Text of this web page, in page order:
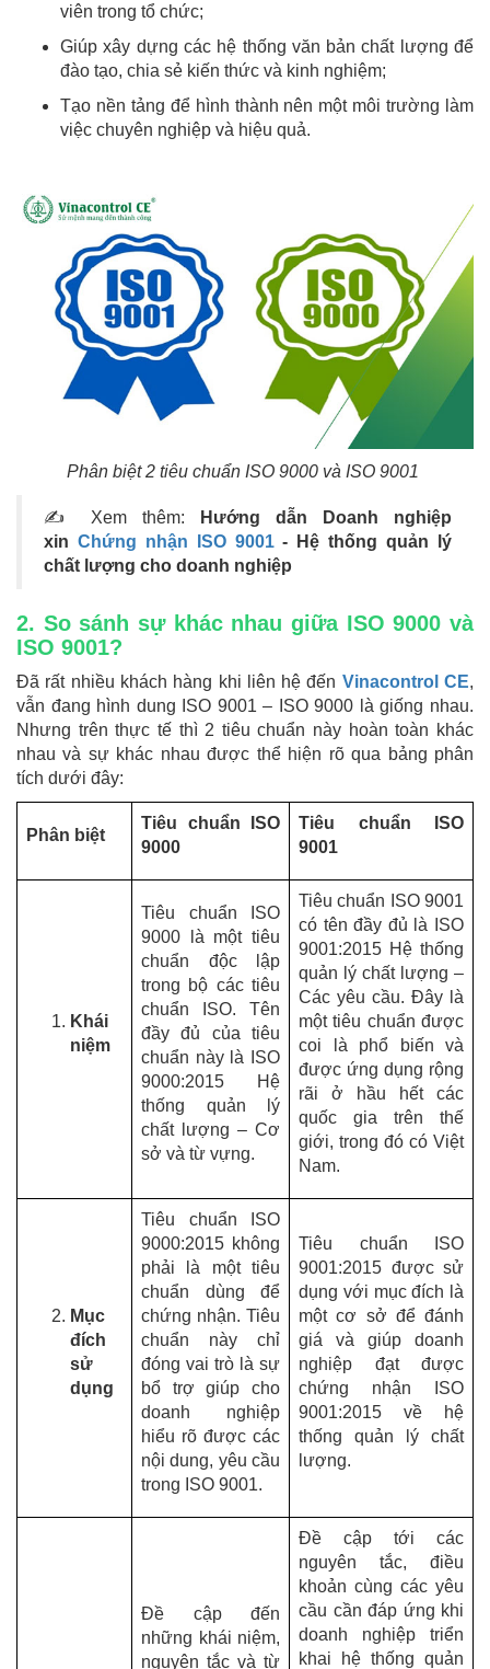
viên trong tổ chức;
Giúp xây dựng các hệ thống văn bản chất lượng để
đào tạo, chia sẻ kiến thức và kinh nghiệm;
Tạo nền tảng để hình thành nên một môi trường làm
việc chuyên nghiệp và hiệu quả.
Phân biệt 2 tiêu chuẩn ISO 9000 và ISO 9001
✍ Xem thêm:
Hướng dẫn Doanh nghiệp
xin Chứng nhận ISO 9001- Hệ thống quản lý
chất lượng cho doanh nghiệp
2. So sánh sự khác nhau giữa ISO 9000 và
ISO 9001?
Đã rất nhiều khách hàng khi liên hệ đến Vinacontrol CE,
vẫn đang hình dung ISO 9001 – ISO 9000 là giống nhau.
Nhưng trên thực tế thì 2 tiêu chuẩn này hoàn toàn khác
nhau và sự khác nhau được thể hiện rõ qua bảng phân
tích dưới đây:
Phân biệt
Tiêu chuẩn ISO
9000
Tiêu chuẩn ISO
9001
Khái
niệm
Tiêu chuẩn ISO
9000 là một tiêu
chuẩn độc lập
trong bộ các tiêu
chuẩn ISO. Tên
đầy đủ của tiêu
chuẩn này là ISO
9000:2015 Hệ
thống quản lý
chất lượng – Cơ
sở và từ vựng.
Tiêu chuẩn ISO 9001
có tên đầy đủ là ISO
9001:2015 Hệ thống
quản lý chất lượng –
Các yêu cầu. Đây là
một tiêu chuẩn được
coi là phổ biến và
được ứng dụng rộng
rãi ở hầu hết các
quốc gia trên thế
giới, trong đó có Việt
Nam.
Mục
đích
sử
dụng
Tiêu chuẩn ISO
9000:2015 không
phải là một tiêu
chuẩn dùng để
chứng nhận. Tiêu
chuẩn này chỉ
đóng vai trò là sự
bổ trợ giúp cho
doanh nghiệp
hiểu rõ được các
nội dung, yêu cầu
trong ISO 9001.
Tiêu chuẩn ISO
9001:2015 được sử
dụng với mục đích là
một cơ sở để đánh
giá và giúp doanh
nghiệp đạt được
chứng nhận ISO
9001:2015 về hệ
thống quản lý chất
lượng.
Đề cập đến
những khái niệm,
nguyên tắc và từ
Đề cập tới các
nguyên tắc, điều
khoản cùng các yêu
cầu cần đáp ứng khi
doanh nghiệp triển
khai hệ thống quản